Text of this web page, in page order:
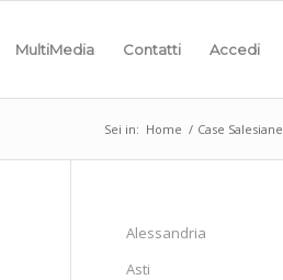
MultiMedia Contatti Accedi
Sei in: Home / Case Salesiane
Alessandria
Asti